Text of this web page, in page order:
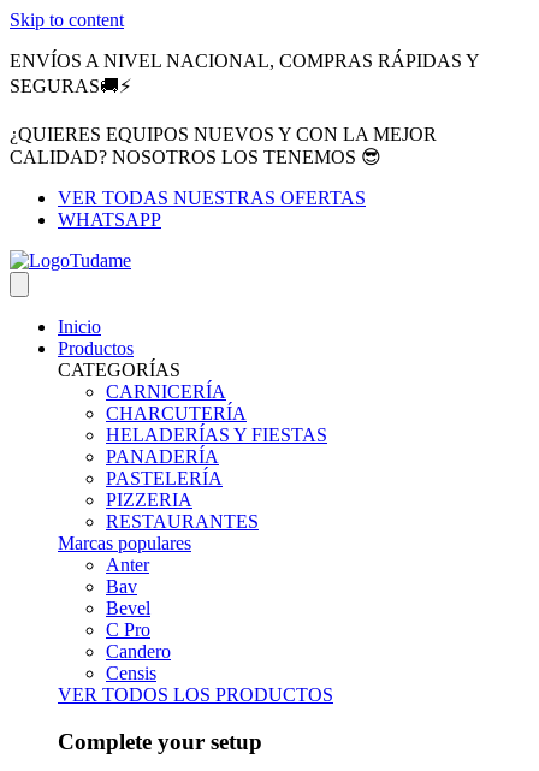
Skip to content
ENVÍOS A NIVEL NACIONAL, COMPRAS RÁPIDAS Y
SEGURAS🚚⚡
¿QUIERES EQUIPOS NUEVOS Y CON LA MEJOR
CALIDAD? NOSOTROS LOS TENEMOS 😎
VER TODAS NUESTRAS OFERTAS
WHATSAPP
Inicio
Productos
CATEGORÍAS
CARNICERÍA
CHARCUTERÍA
HELADERÍAS Y FIESTAS
PANADERÍA
PASTELERÍA
PIZZERIA
RESTAURANTES
Marcas populares
Anter
Bav
Bevel
C Pro
Candero
Censis
VER TODOS LOS PRODUCTOS
Complete your setup